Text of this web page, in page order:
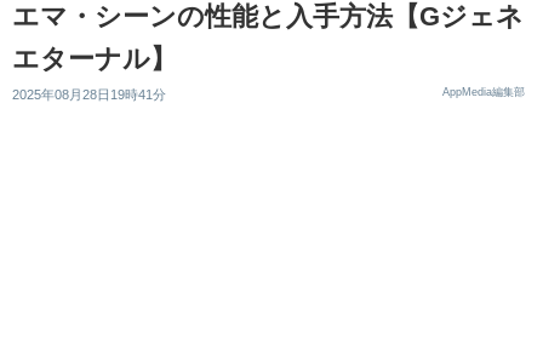
エマ・シーンの性能と入手方法【Gジェネ
エターナル】
2025年08月28日19時41分 AppMedia編集部